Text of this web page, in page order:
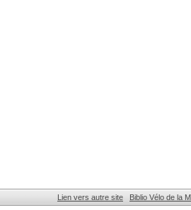
Lien vers autre site Biblio Vélo de la